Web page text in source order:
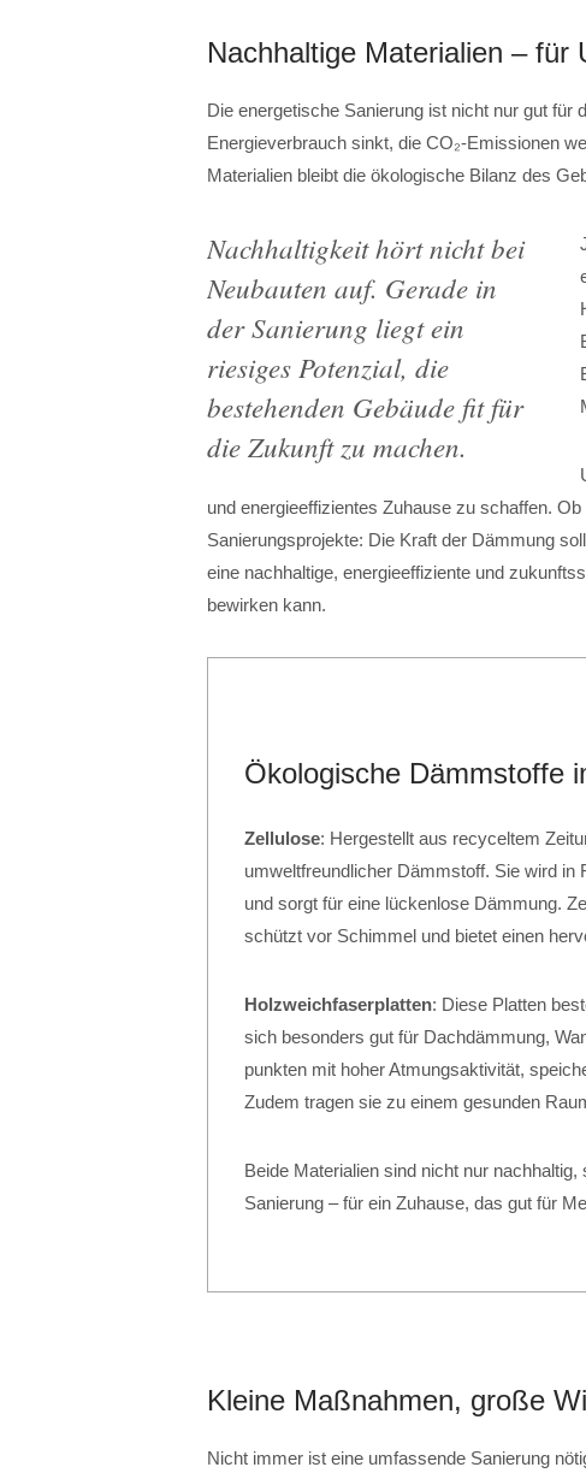
Nachhaltige Materialien – für
Die energetische Sanierung ist nicht nur gut für
Energieverbrauch sinkt, die CO₂-Emissionen
Materialien bleibt die ökologische Bilanz des
Nachhaltigkeit hört nicht bei
Neubauten auf. Gerade in
der Sanierung liegt ein
riesiges Potenzial, die
bestehenden Gebäude fit für
die Zukunft zu machen.
und energieeffizientes Zuhause zu schaffen.
Sanierungsprojekte: Die Kraft der Dämmung
eine nachhaltige, energieeffiziente und
bewirken kann.
Ökologische Dämmstoffe
Zellulose: Hergestellt aus recyceltem
umweltfreundlicher Dämmstoff. Sie wird
und sorgt für eine lückenlose Dämmung.
schützt vor Schimmel und bietet einen
Holzweichfaserplatten: Diese Platten
sich besonders gut für Dachdämmung,
punkten mit hoher Atmungsaktivität,
Zudem tragen sie zu einem gesunden
Beide Materialien sind nicht nur
Sanierung – für ein Zuhause, das gut für
Kleine Maßnahmen, große
Nicht immer ist eine umfassende Sanierung